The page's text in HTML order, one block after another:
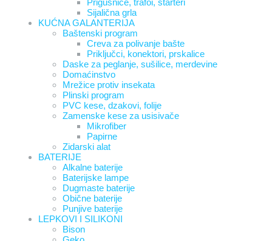
Prigušnice, trafoi, starteri
Sijalična grla
KUĆNA GALANTERIJA
Baštenski program
Creva za polivanje bašte
Priključci, konektori, prskalice
Daske za peglanje, sušilice, merdevine
Domaćinstvo
Mrežice protiv insekata
Plinski program
PVC kese, dzakovi, folije
Zamenske kese za usisivače
Mikrofiber
Papirne
Zidarski alat
BATERIJE
Alkalne baterije
Baterijske lampe
Dugmaste baterije
Obične baterije
Punjive baterije
LEPKOVI I SILIKONI
Bison